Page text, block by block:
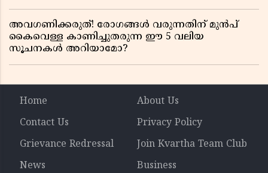
അവഗണിക്കരുത്! രോഗങ്ങൾ വരുന്നതിന് മുൻപ്
കൈവെള്ള കാണിച്ചുതരുന്ന ഈ 5 വലിയ
സൂചനകൾ അറിയാമോ?
Home
About Us
Contact Us
Privacy Policy
Grievance Redressal
Join Kvartha Team Club
News
Business